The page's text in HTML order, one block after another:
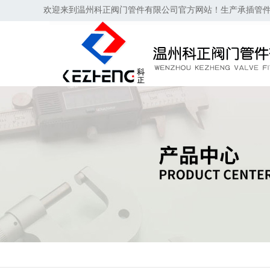
欢迎来到温州科正阀门管件有限公司官方网站！生产承插管